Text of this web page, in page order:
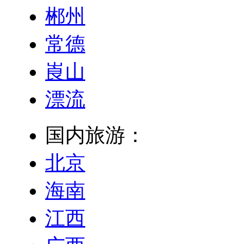
郴州
常德
崀山
漂流
国内旅游：
北京
海南
江西